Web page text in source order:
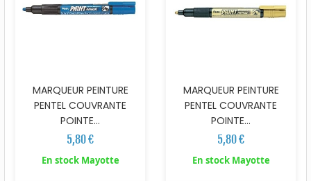
MARQUEUR PEINTURE
PENTEL COUVRANTE
POINTE...
5,80 €
En stock Mayotte
MARQUEUR PEINTURE
PENTEL COUVRANTE
POINTE...
5,80 €
En stock Mayotte